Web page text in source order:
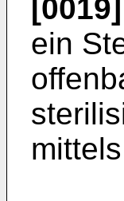
[0019]
ein